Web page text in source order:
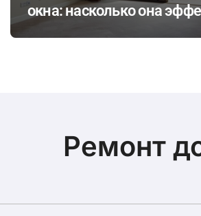
окна: насколько она
Ремонт